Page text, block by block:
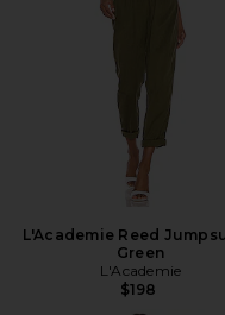
L'Academie Reed
Green
L'Academie
$198